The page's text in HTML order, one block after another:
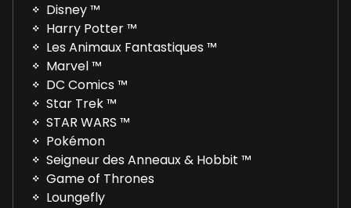
Disney ™
Harry Potter ™
Les Animaux Fantastiques ™
Marvel ™
DC Comics ™
Star Trek ™
STAR WARS ™
Pokémon
Seigneur des Anneaux & Hobbit ™
Game of Thrones
Loungefly